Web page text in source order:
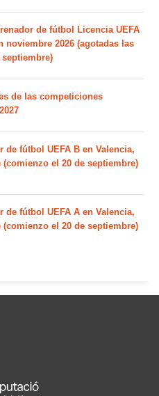
de fútbol Licencia UEFA
noviembre 2026 (agotadas las
de las competiciones
de fútbol UEFA B en Valencia,
el 20 de septiembre)
de fútbol UEFA A en Valencia,
el 20 de septiembre)